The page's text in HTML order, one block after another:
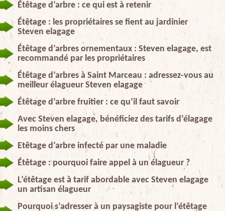
Étêtage d’arbre : ce qui est à retenir
Étêtage : les propriétaires se fient au jardinier
Steven elagage
Étêtage d’arbres ornementaux : Steven elagage, est
recommandé par les propriétaires
Étêtage d’arbres à Saint Marceau : adressez-vous au
meilleur élagueur Steven elagage
Étêtage d’arbre fruitier : ce qu’il faut savoir
Avec Steven elagage, bénéficiez des tarifs d’élagage
les moins chers
Etêtage d’arbre infecté par une maladie
Étêtage : pourquoi faire appel à un élagueur ?
L’étêtage est à tarif abordable avec Steven elagage
un artisan élagueur
Pourquoi s’adresser à un paysagiste pour l’étêtage